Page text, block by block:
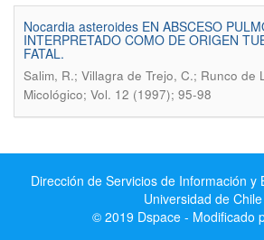
Nocardia asteroides EN ABSCESO
INTERPRETADO COMO DE ORIGEN
FATAL.
Salim, R.; Villagra de Trejo, C.; Runco de
Micológico; Vol. 12 (1997); 95-98
Dirección de Servicios de Información y
Universidad de Chile
© 2019 Dspace - Modificado